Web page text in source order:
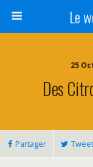
Le
25
Des
Partager